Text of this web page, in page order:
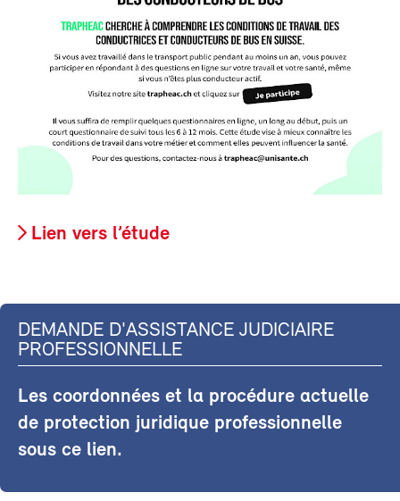
Lien vers l’étude
DEMANDE D'ASSISTANCE JUDICIAIRE
PROFESSIONNELLE
Les coordonnées et la procédure actuelle
de protection juridique professionnelle
sous ce lien.